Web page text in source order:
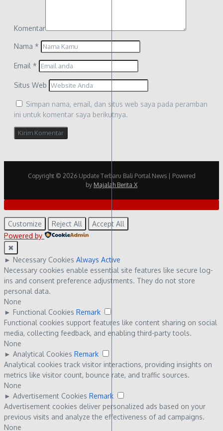
Komentar
Nama *
Email *
Situs Web
Simpan nama, email, dan situs web saya pada peramban
ini untuk komentar saya berikutnya.
Copyright © 2026 Update Terbaru Bali Portal News | Powered
by Majalah Berita X
Customize Reject All
Accept All
Powered by
✖
► Necessary Cookies Always Active
Necessary cookies enable essential site features like secure log-
ins and consent preference adjustments. They do not store
personal data.
None
► Functional Cookies Remark
Functional cookies support features like content sharing on social
media, collecting feedback, and enabling third-party tools.
None
► Analytical Cookies Remark
Analytical cookies track visitor interactions, providing insights on
metrics like visitor count, bounce rate, and traffic sources.
None
► Advertisement Cookies Remark
Advertisement cookies deliver personalized ads based on your
previous visits and analyze the effectiveness of ad campaigns.
None